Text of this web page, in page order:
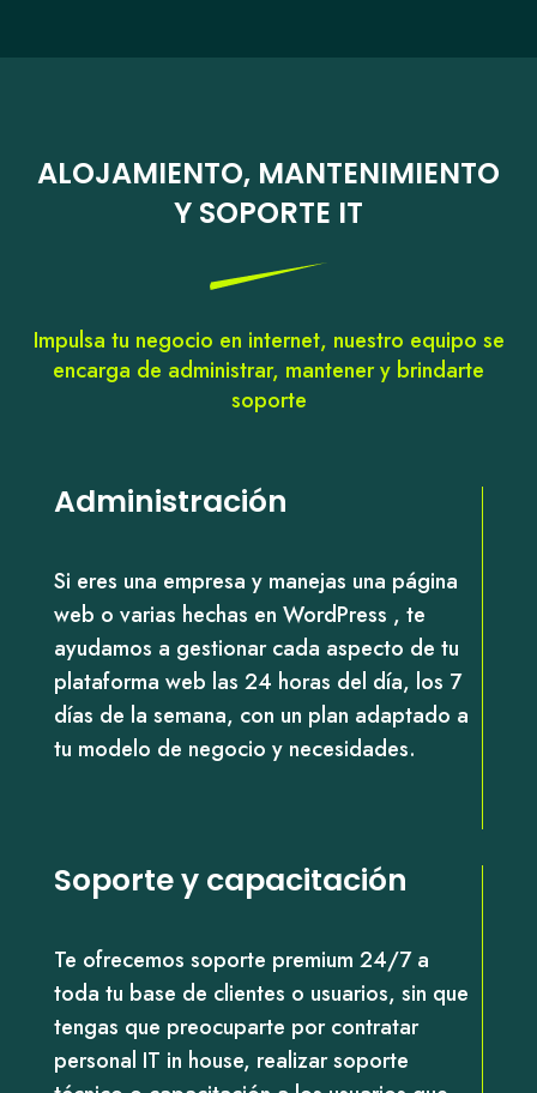
ALOJAMIENTO, MANTENIMIENTO
Y SOPORTE IT
Impulsa tu negocio en internet, nuestro equipo se
encarga de administrar, mantener y brindarte
soporte
Administración
Si eres una empresa y manejas una página
web o varias hechas en WordPress , te
ayudamos a gestionar cada aspecto de tu
plataforma web las 24 horas del día, los 7
días de la semana, con un plan adaptado a
tu modelo de negocio y necesidades.
Soporte y capacitación
Te ofrecemos soporte premium 24/7 a
toda tu base de clientes o usuarios, sin que
tengas que preocuparte por contratar
personal IT in house, realizar soporte